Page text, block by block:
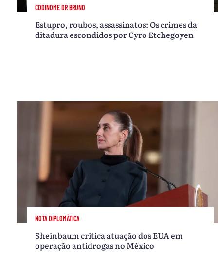
CODINOME DR BRUNO
Estupro, roubos, assassinatos: Os crimes da
ditadura escondidos por Cyro Etchegoyen
NOTA DIPLOMÁTICA
Sheinbaum critica atuação dos EUA em
operação antidrogas no México